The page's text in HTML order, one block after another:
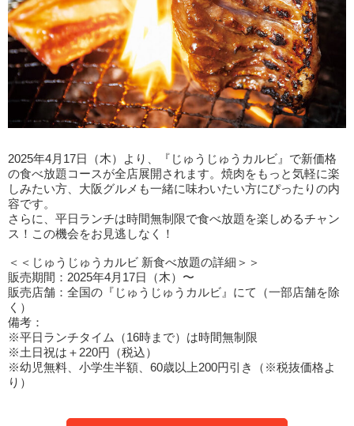
2025年4月17日（木）より、『じゅうじゅうカルビ』で新価格
の食べ放題コースが全店展開されます。焼肉をもっと気軽に楽
しみたい方、大阪グルメも一緒に味わいたい方にぴったりの内
容です。
さらに、平日ランチは時間無制限で食べ放題を楽しめるチャン
ス！この機会をお見逃しなく！
＜＜じゅうじゅうカルビ 新食べ放題の詳細＞＞
販売期間：2025年4月17日（木）〜
販売店舗：全国の『じゅうじゅうカルビ』にて（一部店舗を除
く）
備考：
※平日ランチタイム（16時まで）は時間無制限
※土日祝は＋220円（税込）
※幼児無料、小学生半額、60歳以上200円引き（※税抜価格よ
り）